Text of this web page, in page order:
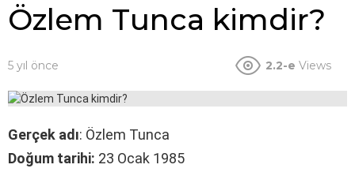
Özlem Tunca kimdir?
5 yıl önce 2.2-e Views
Gerçek adı: Özlem Tunca
Doğum tarihi: 23 Ocak 1985